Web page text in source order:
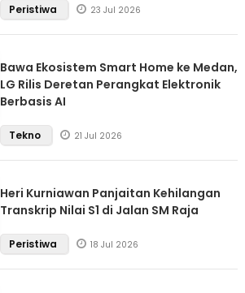
Peristiwa 23 Jul 2026
Bawa Ekosistem Smart Home ke Medan,
LG Rilis Deretan Perangkat Elektronik
Berbasis AI
Tekno 21 Jul 2026
Heri Kurniawan Panjaitan Kehilangan
Transkrip Nilai S1 di Jalan SM Raja
Peristiwa 18 Jul 2026